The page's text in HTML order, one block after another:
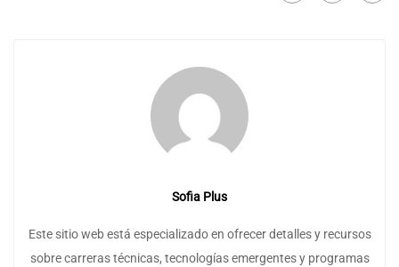
Sofia Plus
Este sitio web está especializado en ofrecer detalles y recursos
sobre carreras técnicas, tecnologías emergentes y programas